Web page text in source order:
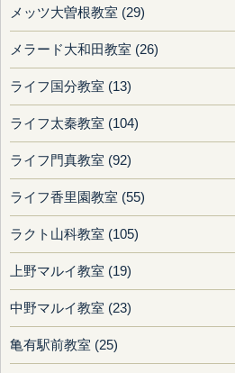
メッツ大曽根教室 (29)
メラード大和田教室 (26)
ライフ国分教室 (13)
ライフ太秦教室 (104)
ライフ門真教室 (92)
ライフ香里園教室 (55)
ラクト山科教室 (105)
上野マルイ教室 (19)
中野マルイ教室 (23)
亀有駅前教室 (25)